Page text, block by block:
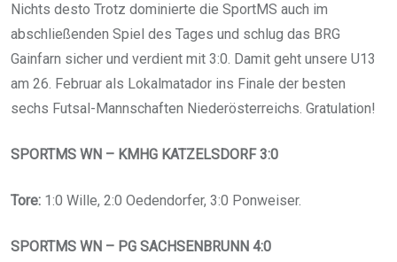
Nichts desto Trotz dominierte die SportMS auch im
abschließenden Spiel des Tages und schlug das BRG
Gainfarn sicher und verdient mit 3:0. Damit geht unsere U13
am 26. Februar als Lokalmatador ins Finale der besten
sechs Futsal-Mannschaften Niederösterreichs. Gratulation!
SPORTMS WN – KMHG KATZELSDORF 3:0
Tore: 1:0 Wille, 2:0 Oedendorfer, 3:0 Ponweiser.
SPORTMS WN – PG SACHSENBRUNN 4:0